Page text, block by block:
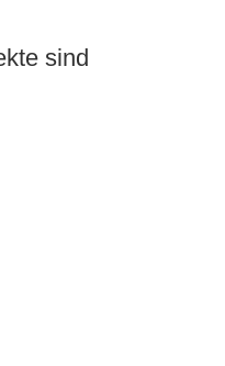
sind